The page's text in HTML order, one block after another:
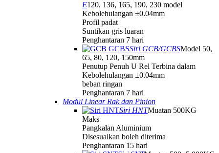
E120, 136, 165, 190, 230 model
Kebolehulangan ±0.04mm
Profil padat
Suntikan gris luaran
Penghantaran 7 hari
Siri GCB/GCBSModel 50,
65, 80, 120, 150mm
Penutup Penuh U Rel Terbina dalam
Kebolehulangan ±0.04mm
beban ringan
Penghantaran 7 hari
Modul Linear Rak dan Pinion
Siri HNTMuatan 500KG
Maks
Pangkalan Aluminium
Disesuaikan boleh diterima
Penghantaran 15 hari